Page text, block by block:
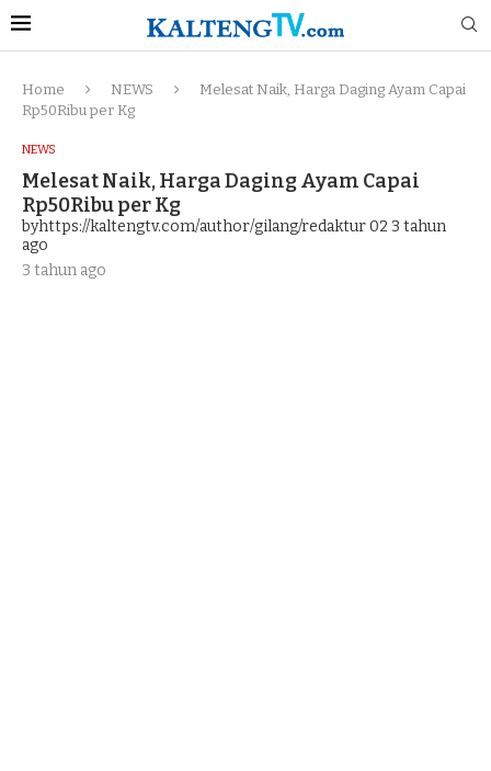
Home NEWS
Melesat Naik, Harga Daging Ayam Capai
Rp50Ribu per Kg
NEWS
Melesat Naik, Harga Daging Ayam Capai
Rp50Ribu per Kg
byhttps://kaltengtv.com/author/gilang/redaktur 02 3 tahun
ago
3 tahun ago